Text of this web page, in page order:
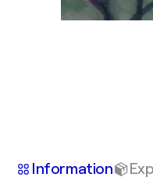
Information